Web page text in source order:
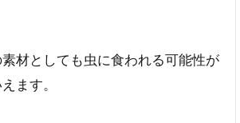
材としても虫に食われる可能性が
ます。